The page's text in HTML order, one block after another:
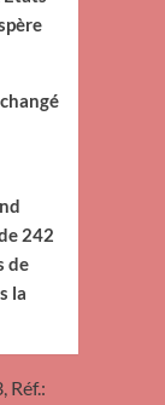
242
de
la
Réf.: